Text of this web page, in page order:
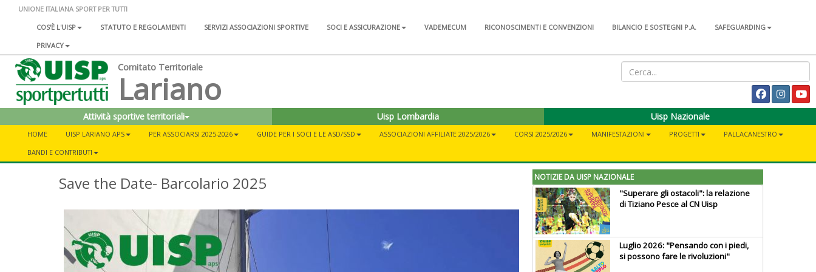
UNIONE ITALIANA SPORT PER TUTTI
COS'È L'UISP
STATUTO E REGOLAMENTI SERVIZI ASSOCIAZIONI SPORTIVE SOCI E ASSICURAZIONE VADEMECUM RICONOSCIMENTI E CONVENZIONI BILANCIO E SOSTEGNI P.A.
SAFEGUARDING
PRIVACY
Comitato Territoriale
Lariano
Attività sportive territoriali Uisp Lombardia Uisp Nazionale
HOME UISP LARIANO APS PER ASSOCIARSI 2025-2026 GUIDE PER I SOCI E LE ASD/SSD ASSOCIAZIONI AFFILIATE 2025/2026 CORSI 2025/2026 MANIFESTAZIONI PROGETTI
PALLACANESTRO
BANDI E CONTRIBUTI
Save the Date- Barcolario 2025 NOTIZIE DA UISP NAZIONALE
"Superare gli ostacoli": la relazione
di Tiziano Pesce al CN Uisp
Luglio 2026: "Pensando con i piedi,
si possono fare le rivoluzioni"